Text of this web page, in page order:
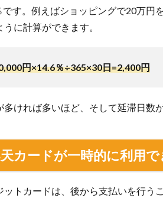
です。例えばショッピングで20万円
うに計算ができます。
円×14.6％÷365×30日=2,400円
多ければ多いほど、そして延滞日数
カードが一時的に利用
ットカードは、後から支払いを行う